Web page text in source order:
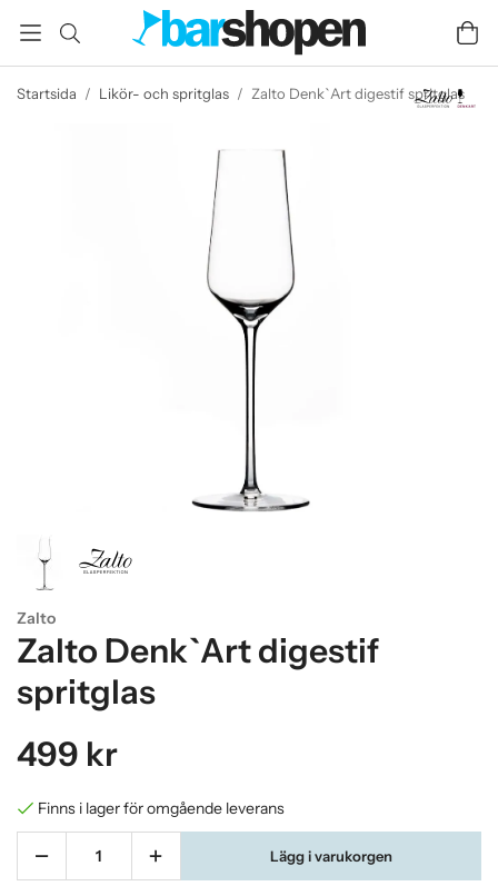
Startsida / Likör- och spritglas / Zalto Denk`Art digestif spritglas
Zalto
Zalto Denk`Art digestif
spritglas
499 kr
Finns i lager för omgående leverans
Lägg i varukorgen